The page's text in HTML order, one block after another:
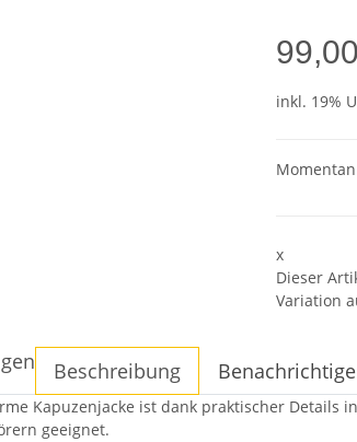
inkl. 19%
x
Dieser
Variation
Beschreibung
Kapuzenjacke ist dank praktischer Details
geeignet.